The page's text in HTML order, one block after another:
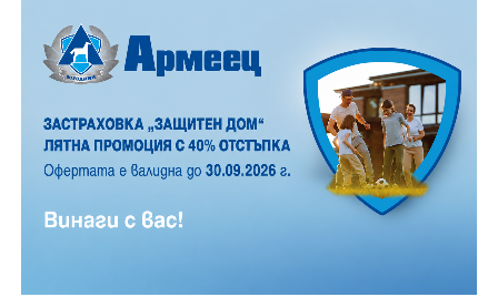
12 АВГУСТ (сряда)
19:00ч. „Книга за книга“ – донеси книга, вземи си
друга, обсъди заглавия и автори с други читатели
20:00ч. Концерт на група МОЛЕЦ, GoGo,
Zov&Vakavliev, Toria
21:30ч. Коктейли и музика